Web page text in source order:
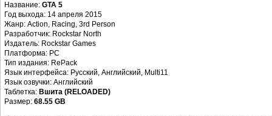
Название: GTA 5
Год выхода: 14 апреля 2015
Жанр: Action, Racing, 3rd Person
Разработчик: Rockstar North
Издатель: Rockstar Games
Платформа: PC
Тип издания: RePack
Язык интерфейса: Русский, Английский, Multi11
Язык озвучки: Английский
Таблетка: Вшита (RELOADED)
Размер: 68.55 GB